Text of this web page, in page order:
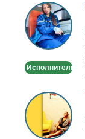
Выведение
из
запоя.
Капельница,
Исполнитель
Тантрический
массаж